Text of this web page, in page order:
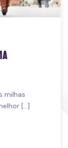
milhas
[...]